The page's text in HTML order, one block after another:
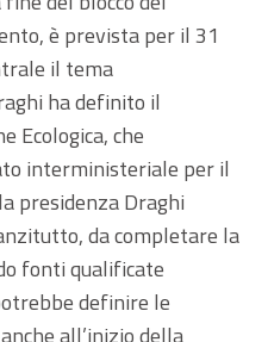
è prevista per il 31
il tema
ha definito il
Ecologica, che
interministeriale per il
presidenza Draghi
da completare la
fonti qualificate
definire le